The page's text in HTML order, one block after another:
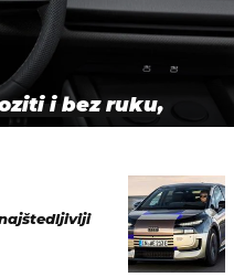
i bez ruku,